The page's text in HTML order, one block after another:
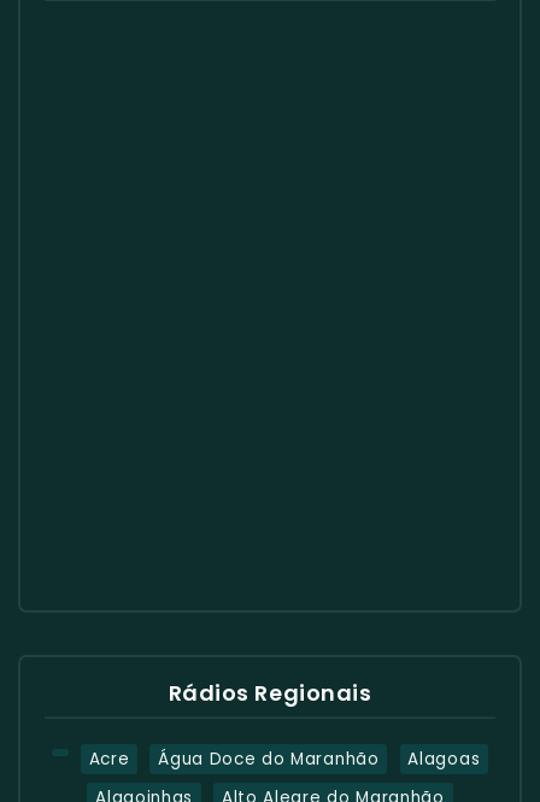
Rádios Regionais
Acre Água Doce do Maranhão
Alagoas